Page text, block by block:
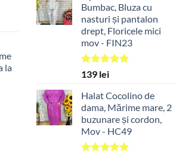
pot
fi
alese
în
pagina
produsului.
la
Bumbac, Bluza cu
nasturi și pantalon
drept, Floricele mici
mov - FIN23
Evaluat la
139 lei
Halat Cocolino de
dama, Mărime mare, 2
buzunare și cordon,
Mov - HC49